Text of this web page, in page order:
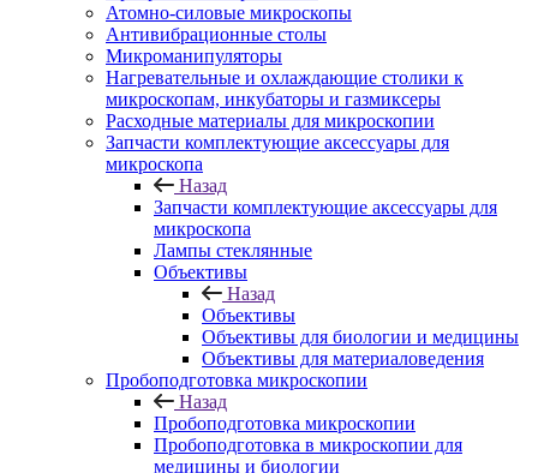
Атомно-силовые микроскопы
Антивибрационные столы
Микроманипуляторы
Нагревательные и охлаждающие столики к
микроскопам, инкубаторы и газмиксеры
Расходные материалы для микроскопии
Запчасти комплектующие аксессуары для
микроскопа
Назад
Запчасти комплектующие аксессуары для
микроскопа
Лампы стеклянные
Объективы
Назад
Объективы
Объективы для биологии и медицины
Объективы для материаловедения
Пробоподготовка микроскопии
Назад
Пробоподготовка микроскопии
Пробоподготовка в микроскопии для
медицины и биологии